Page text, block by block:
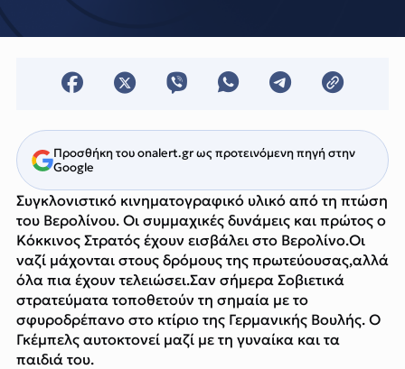
Προσθήκη του onalert.gr ως προτεινόμενη πηγή στην
Google
Συγκλονιστικό κινηματογραφικό υλικό από τη πτώση
του Βερολίνου. Οι συμμαχικές δυνάμεις και πρώτος ο
Κόκκινος Στρατός έχουν εισβάλει στο Βερολίνο.Οι
ναζί μάχονται στους δρόμους της πρωτεύουσας,αλλά
όλα πια έχουν τελειώσει.Σαν σήμερα Σοβιετικά
στρατεύματα τοποθετούν τη σημαία με το
σφυροδρέπανο στο κτίριο της Γερμανικής Βουλής. Ο
Γκέμπελς αυτοκτονεί μαζί με τη γυναίκα και τα
παιδιά του.